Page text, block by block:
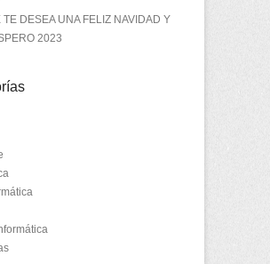
TE DESEA UNA FELIZ NAVIDAD Y
2023